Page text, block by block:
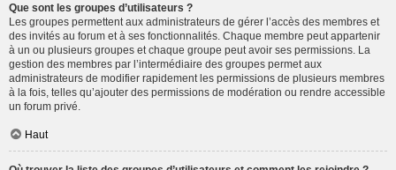
Que sont les groupes d’utilisateurs ?
Les groupes permettent aux administrateurs de gérer l’accès des membres et
des invités au forum et à ses fonctionnalités. Chaque membre peut appartenir
à un ou plusieurs groupes et chaque groupe peut avoir ses permissions. La
gestion des membres par l’intermédiaire des groupes permet aux
administrateurs de modifier rapidement les permissions de plusieurs membres
à la fois, telles qu’ajouter des permissions de modération ou rendre accessible
un forum privé.
Haut